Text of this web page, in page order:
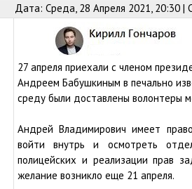
Дата: Среда, 28 Апреля 2021, 20:30 |
27 апреля приехали с членом
Андреем Бабушкиным в печально
среду были доставлены волонтеры
Андрей Владимирович имеет
войти внутрь и осмотреть
полицейских и реализации прав
желание возникло еще 21 апреля.